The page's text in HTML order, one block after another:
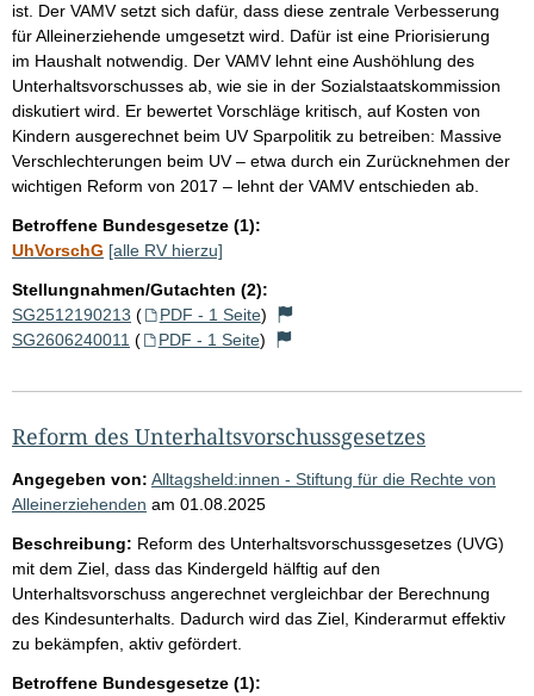
ist. Der VAMV setzt sich dafür, dass diese zentrale Verbesserung
für Alleinerziehende umgesetzt wird. Dafür ist eine Priorisierung
im Haushalt notwendig. Der VAMV lehnt eine Aushöhlung des
Unterhaltsvorschusses ab, wie sie in der Sozialstaatskommission
diskutiert wird. Er bewertet Vorschläge kritisch, auf Kosten von
Kindern ausgerechnet beim UV Sparpolitik zu betreiben: Massive
Verschlechterungen beim UV – etwa durch ein Zurücknehmen der
wichtigen Reform von 2017 – lehnt der VAMV entschieden ab.
Betroffene Bundesgesetze (1):
UhVorschG [alle RV hierzu]
Stellungnahmen/Gutachten (2):
SG2512190213 ( PDF - 1 Seite)
SG2606240011 ( PDF - 1 Seite)
Reform des Unterhaltsvorschussgesetzes
Angegeben von: Alltagsheld:innen - Stiftung für die Rechte von
Alleinerziehenden am 01.08.2025
Beschreibung: Reform des Unterhaltsvorschussgesetzes (UVG)
mit dem Ziel, dass das Kindergeld hälftig auf den
Unterhaltsvorschuss angerechnet vergleichbar der Berechnung
des Kindesunterhalts. Dadurch wird das Ziel, Kinderarmut effektiv
zu bekämpfen, aktiv gefördert.
Betroffene Bundesgesetze (1):